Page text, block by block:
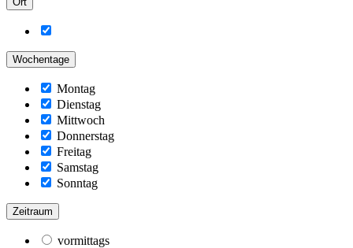
Wochentage
Montag
Dienstag
Mittwoch
Donnerstag
Freitag
Samstag
Sonntag
Zeitraum
vormittags